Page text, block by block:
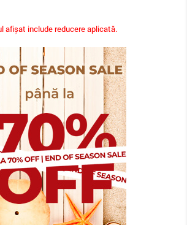
afișat include reducere aplicată.